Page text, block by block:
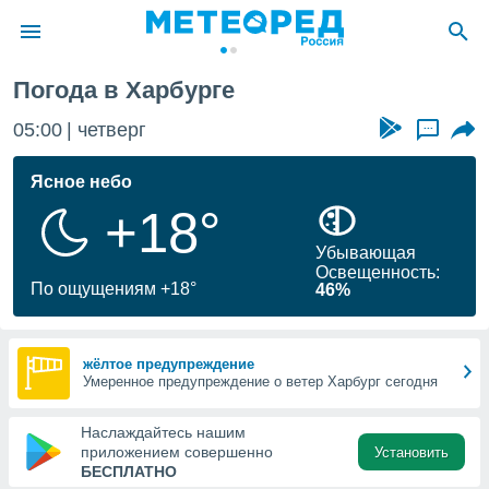
о
Вы можете
к этому
доступ
Погода в Харбурге
05:00 четверг ...
Ясное небо
+18°
По ощущениям +18°
Убывающая
Освещенность:
46%
жёлтое предупреждение
Умеренное предупреждение о ветер Харбург сегодня
Наслаждайтесь нашим
приложением совершенно
БЕСПЛАТНО
Установить